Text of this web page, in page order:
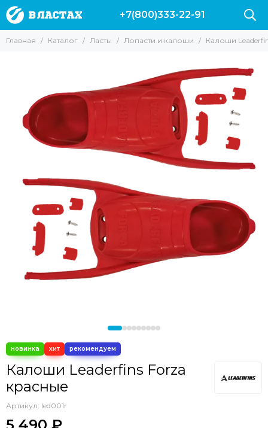
Ласты
Карбоновые ласты
Лопасти и калоши
Ласты Leaderfins
Калоши Leaderfins Forza
+7(800)333-22-91
Главная Каталог Ласты Лопасти и калоши Калоши
Калоши Leaderfins Forza
красные
Артикул: led001r